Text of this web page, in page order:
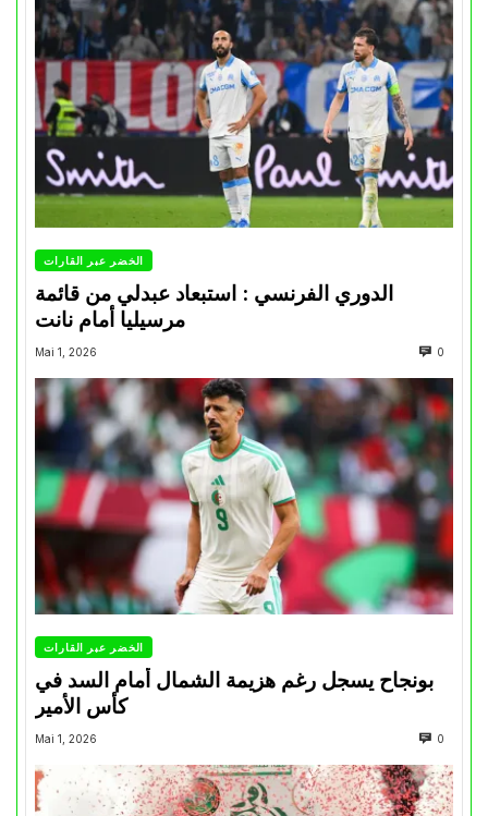
الخضر عبر القارات
الدوري الفرنسي : استبعاد عبدلي من قائمة
مرسيليا أمام نانت
Mai 1, 2026 0
الخضر عبر القارات
بونجاح يسجل رغم هزيمة الشمال أمام السد في
كأس الأمير
Mai 1, 2026 0